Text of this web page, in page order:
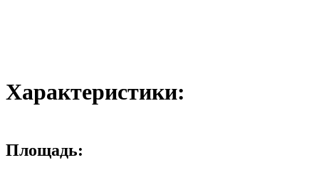
Характеристики:
Площадь: